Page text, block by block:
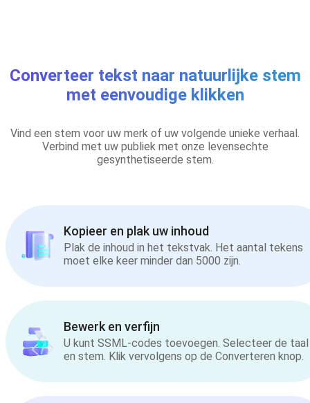
Converteer tekst naar natuurlijke stem
met eenvoudige klikken
Vind een stem voor uw merk of uw volgende unieke verhaal.
Verbind met uw publiek met onze levensechte
gesynthetiseerde stem.
Kopieer en plak uw inhoud
Plak de inhoud in het tekstvak. Het aantal tekens
moet elke keer minder dan 5000 zijn.
Bewerk en verfijn
U kunt SSML-codes toevoegen. Selecteer de taal
en stem. Klik vervolgens op de Converteren knop.